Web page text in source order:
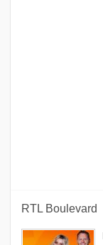
RTL Boulevard